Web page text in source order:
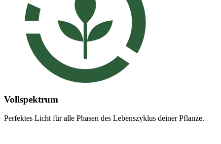
Vollspektrum
Perfektes Licht für alle Phasen des Lebenszyklus deiner Pflanze.